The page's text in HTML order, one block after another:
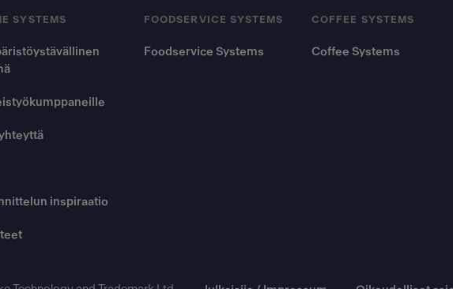
SYSTEMS
inspiraatio
FOODSERVICE SYSTEMS
Foodservice Systems
COFFEE SYSTEMS
Coffee Systems